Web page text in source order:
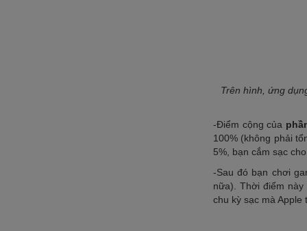
Trên hình, ứng
-Điểm cộng của
100% (không phải
5%, bạn cắm sạc
-Sau đó bạn chơi
nữa). Thời điểm
chu kỳ sạc mà